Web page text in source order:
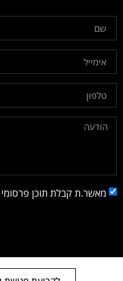
מאשר.ת קבלת תוכן פרסומי